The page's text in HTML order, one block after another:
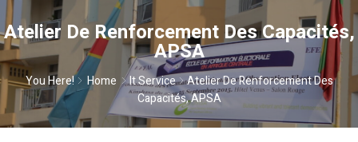
Atelier De Renforcement Des Capacités,
APSA
You Here! Home It Service
Atelier De Renforcement Des
Capacités, APSA